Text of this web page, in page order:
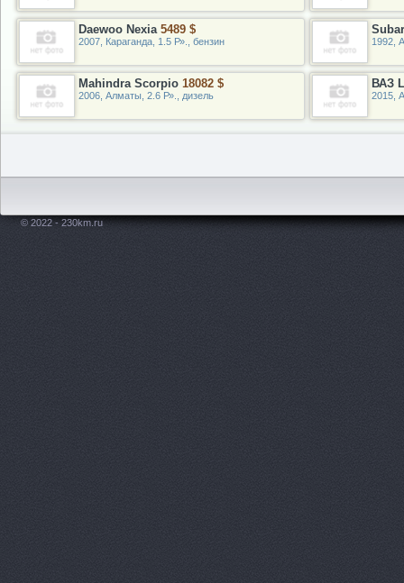
Daewoo Nexia 5489 $
2007, Караганда, 1.5 Р»., бензин 1992,
Mahindra Scorpio 18082 $
2006, Алматы, 2.6 Р»., дизель
ВАЗ
2015,
© 2022 - 230km.ru